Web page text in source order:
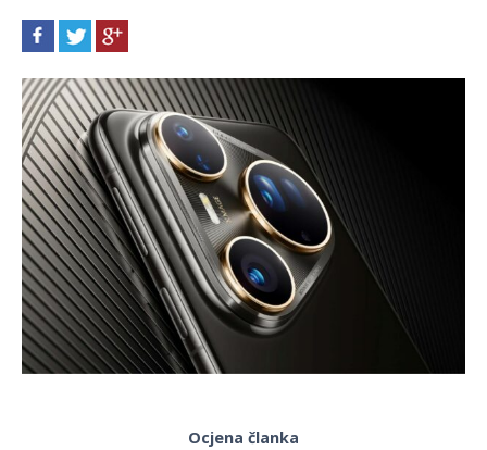
Ocjena članka